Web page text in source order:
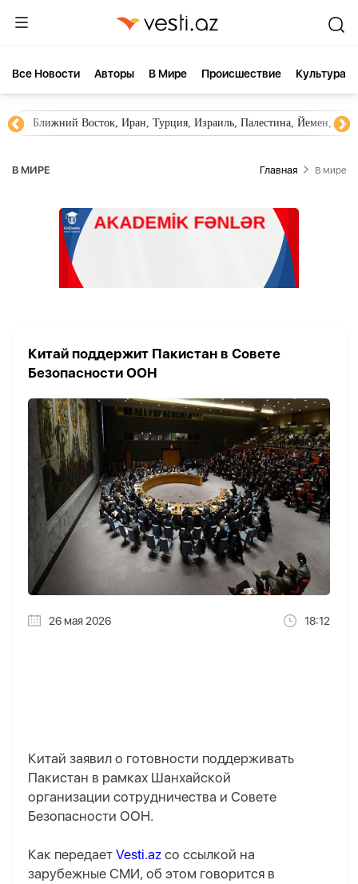
Все Новости Aвторы В Мире Происшествие Культура
Ближний Восток, Иран, Турция, Израиль, Палестина, Йемен,
В МИРЕ Главная В мире
Китай поддержит Пакистан в Совете
Безопасности ООН
26 мая 2026 18:12
Китай заявил о готовности поддерживать
Пакистан в рамках Шанхайской
организации сотрудничества и Совете
Безопасности ООН.
Как передает Vesti.az со ссылкой на
зарубежные СМИ, об этом говорится в